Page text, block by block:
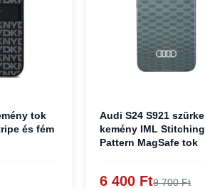
tok
és fém
Audi S24 S921 szürke
kemény IML Stitching
Pattern MagSafe tok
6 400 Ft9 700 Ft